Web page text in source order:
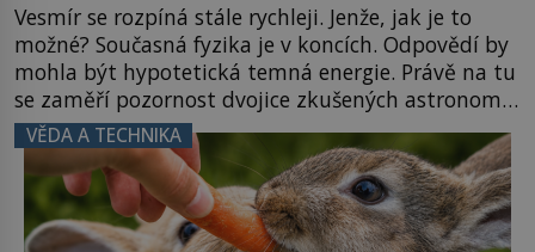
Vesmír se rozpíná stále rychleji. Jenže, jak je to
možné? Současná fyzika je v koncích. Odpovědí by
mohla být hypotetická temná energie. Právě na tu
se zaměří pozornost dvojice zkušených astronomů.
Namísto ní ale objeví něco mnohem
hmatatelnějšího. Naprosto rekordní kometu!
Astronomové Pedro Bernardinelli a Gary Bernstein
mravenčí prací zkoumají archivní snímky v rámci
Průzkumu temné energie […]
VĚDA A TECHNIKA